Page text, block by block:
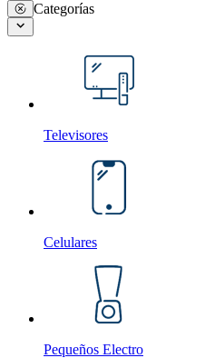
Categorías
Televisores
Celulares
Pequeños Electro